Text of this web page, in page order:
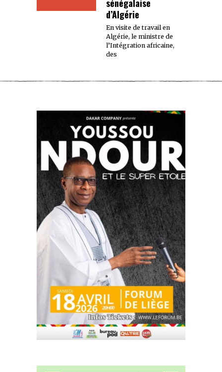
sénégalaise
d’Algérie
En visite de travail en
Algérie, le ministre de
l’Intégration africaine,
des